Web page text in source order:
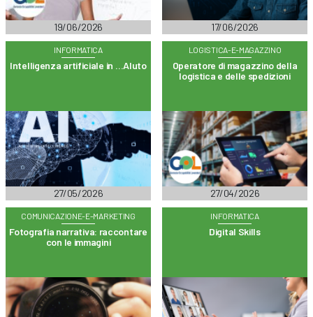
19/06/2026 17/06/2026
INFORMATICA
Intelligenza artificiale in …AIuto
27/05/2026
LOGISTICA-E-MAGAZZINO
Operatore di magazzino della
logistica e delle spedizioni
27/04/2026
COMUNICAZIONE-E-MARKETING
Fotografia narrativa: raccontare
con le immagini
INFORMATICA
Digital Skills